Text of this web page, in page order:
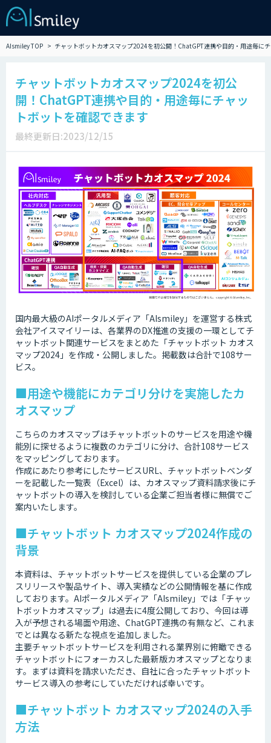
AIsmiley TOP チャットボットカオスマップ2024を初公開！ChatGPT連携や目的・用途毎に
チャットボットカオスマップ2024を初公
開！ChatGPT連携や目的・用途毎にチャッ
トボットを確認できます
最終更新日:2023/12/15
国内最大級のAIポータルメディア「AIsmiley」を運営する株式
会社アイスマイリーは、各業界のDX推進の支援の一環としてチ
ャットボット関連サービスをまとめた「チャットボット カオス
マップ2024」を作成・公開しました。掲載数は合計で108サー
ビス。
■用途や機能にカテゴリ分けを実施したカ
オスマップ
こちらのカオスマップはチャットボットのサービスを用途や機
能別に探せるように複数のカテゴリに分け、合計108サービス
をマッピングしております。
作成にあたり参考にしたサービスURL、チャットボットベンダ
ーを記載した一覧表（Excel）は、カオスマップ資料請求後にチ
ャットボットの導入を検討している企業ご担当者様に無償でご
案内いたします。
■チャットボット カオスマップ2024作成の
背景
本資料は、チャットボットサービスを提供している企業のプレ
スリリースや製品サイト、導入実績などの公開情報を基に作成
しております。AIポータルメディア「AIsmiley」では「チャッ
トボットカオスマップ」は過去に4度公開しており、今回は導
入が予想される場面や用途、ChatGPT連携の有無など、これま
でとは異なる新たな視点を追加しました。
主要チャットボットサービスを利用される業界別に俯瞰できる
チャットボットにフォーカスした最新版カオスマップとなりま
す。まずは資料を請求いただき、自社に合ったチャットボット
サービス導入の参考にしていただければ幸いです。
■チャットボット カオスマップ2024の入手
方法